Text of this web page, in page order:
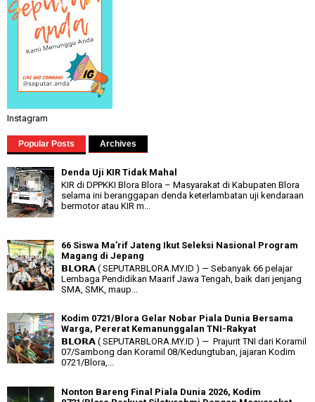
Instagram
Popular Posts Archives
Denda Uji KIR Tidak Mahal
KIR di DPPKKI Blora Blora – Masyarakat di Kabupaten Blora
selama ini beranggapan denda keterlambatan uji kendaraan
bermotor atau KIR m...
66 Siswa Ma’rif Jateng Ikut Seleksi Nasional Program
Magang di Jepang
𝗕𝗟𝗢𝗥𝗔 ( SEPUTARBLORA.MY.ID ) — Sebanyak 66 pelajar
Lembaga Pendidikan Maarif Jawa Tengah, baik dari jenjang
SMA, SMK, maup...
Kodim 0721/Blora Gelar Nobar Piala Dunia Bersama
Warga, Pererat Kemanunggalan TNI-Rakyat
𝗕𝗟𝗢𝗥𝗔 ( SEPUTARBLORA.MY.ID ) — Prajurit TNI dari Koramil
07/Sambong dan Koramil 08/Kedungtuban, jajaran Kodim
0721/Blora,...
Nonton Bareng Final Piala Dunia 2026, Kodim